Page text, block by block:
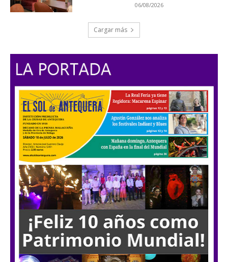
06/08/2026
Cargar más